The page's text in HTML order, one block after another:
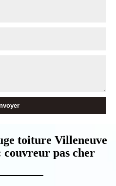
toiture Villeneuve
couvreur pas cher